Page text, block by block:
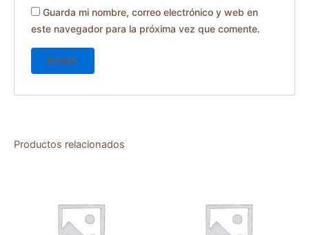
Guarda mi nombre, correo electrónico y web en
este navegador para la próxima vez que comente.
Productos relacionados